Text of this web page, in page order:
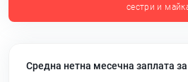
сестри и
Средна нетна месечна заплата за